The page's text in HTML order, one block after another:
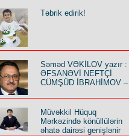
Təbrik edirik!
Səməd VƏKİLOV yazır :
ƏFSANƏVİ NEFTÇİ
CÜMŞÜD İBRAHİMOV –
Müvəkkil Hüquq
Mərkəzində könüllülərin
əhatə dairəsi genişlənir